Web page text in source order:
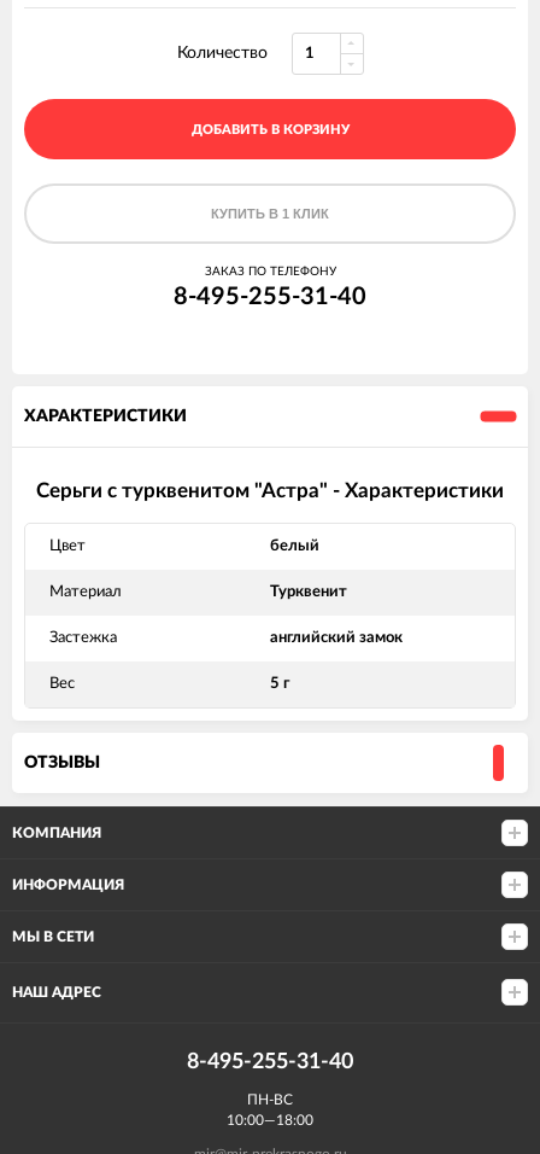
Количество
ДОБАВИТЬ В КОРЗИНУ
КУПИТЬ В 1 КЛИК
ЗАКАЗ ПО ТЕЛЕФОНУ
8-495-255-31-40
ХАРАКТЕРИСТИКИ
Серьги с турквенитом "Астра" - Характеристики
Цвет белый
Материал Турквенит
Застежка английский замок
Вес 5 г
ОТЗЫВЫ
КОМПАНИЯ
ИНФОРМАЦИЯ
МЫ В СЕТИ
НАШ АДРЕС
8-495-255-31-40
ПН-ВС
10:00—18:00